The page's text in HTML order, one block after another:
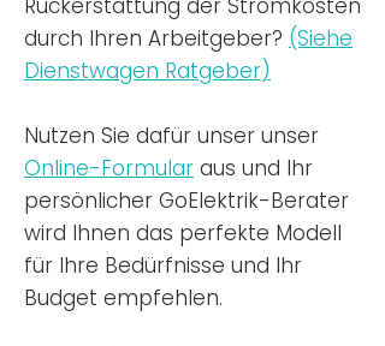
Rückerstattung der Stromkosten
durch Ihren Arbeitgeber? (Siehe
Dienstwagen Ratgeber)
Nutzen Sie dafür unser unser
Online-Formular aus und Ihr
persönlicher GoElektrik-Berater
wird Ihnen das perfekte Modell
für Ihre Bedürfnisse und Ihr
Budget empfehlen.